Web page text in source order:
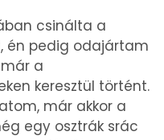
csinálta a
én pedig odajártam
a
keresztül történt.
már akkor a
egy osztrák srác